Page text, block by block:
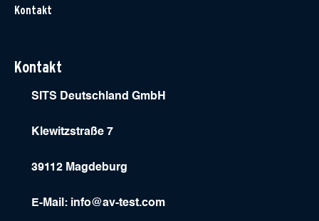
Kontakt
Kontakt
SITS Deutschland GmbH
Klewitzstraße 7
39112 Magdeburg
E-Mail: info@av-test.com